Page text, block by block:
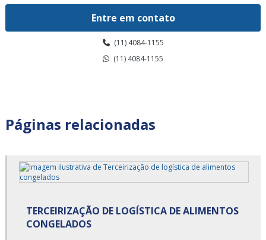
Armazenagem para alimentos climatizados valor
Armazenagem para alimentos congelados em sp
Armazenagem para alimentos congelados preço
Armazenagem para alimentos refrigerados em sp
Armazenagem para alimentos refrigerados preço
Armazenagem para alimentos refrigerados são paulo
Armazenagem para alimentos refrigerados valor
Entre em contato
(11) 4084-1155
(11) 4084-1155
Páginas relacionadas
TERCEIRIZAÇÃO DE LOGÍSTICA DE ALIMENTOS
CONGELADOS